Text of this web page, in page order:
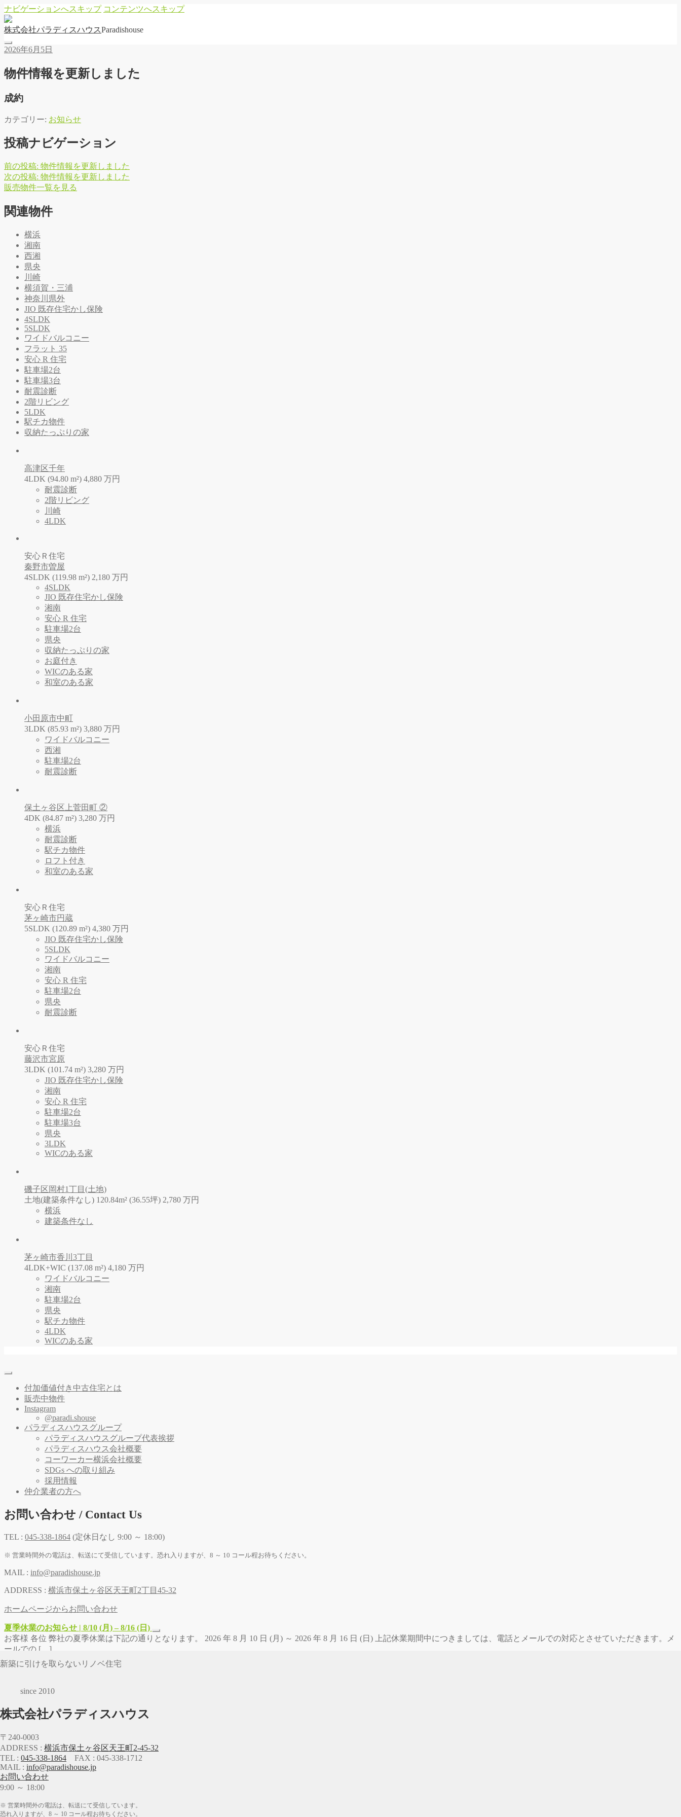
ナビゲーションへスキップ コンテンツへスキップ
株式会社パラディ スハウ スParadishouse
2026年6月5日
物件情報を更新しました
成約
カテゴリー: お知らせ
投稿ナビゲーション
前の投稿: 物件情報を更新しました
次の投稿: 物件情報を更新しました
販売物件一覧を 見る
関連物件
横浜
湘南
西湘
県央
川崎
横須賀・三浦
神奈川県外
JIO 既存住宅かし保険
4SLDK
5SLDK
ワイドバルコニー
フラット 35
安心 R 住宅
駐車場2台
駐車場3台
耐震診断
2階リビング
5LDK
駅チカ物件
収納たっぷりの家
高津区千年
4LDK (94.80 m²) 4,880 万円
耐震診断
2階リビング
川崎
4LDK
安心Ｒ住宅
秦野市曽屋
4SLDK (119.98 m²) 2,180 万円
4SLDK
JIO 既存住宅かし保険
湘南
安心 R 住宅
駐車場2台
県央
収納たっぷりの家
お庭付き
WICのある家
和室のある家
小田原市中町
3LDK (85.93 m²) 3,880 万円
ワイドバルコニー
西湘
駐車場2台
耐震診断
保土ヶ谷区上菅田町 ②
4DK (84.87 m²) 3,280 万円
横浜
耐震診断
駅チカ物件
ロフト付き
和室のある家
安心Ｒ住宅
茅ヶ崎市円蔵
5SLDK (120.89 m²) 4,380 万円
JIO 既存住宅かし保険
5SLDK
ワイドバルコニー
湘南
安心 R 住宅
駐車場2台
県央
耐震診断
安心Ｒ住宅
藤沢市宮原
3LDK (101.74 m²) 3,280 万円
JIO 既存住宅かし保険
湘南
安心 R 住宅
駐車場2台
駐車場3台
県央
3LDK
WICのある家
磯子区岡村1丁目(土地)
土地(建築条件なし) 120.84m² (36.55坪) 2,780 万円
横浜
建築条件なし
茅ヶ崎市香川3丁目
4LDK+WIC (137.08 m²) 4,180 万円
ワイドバルコニー
湘南
駐車場2台
県央
駅チカ物件
4LDK
WICのある家
新築に引けを取らないリノベ住宅
since 2010
株式会社パラディスハウス
〒240-0003
ADDRESS : 横浜市保土ヶ谷区天王町2-45-32
TEL : 045-338-1864 FAX : 045-338-1712
MAIL : info@paradishouse.jp
お問い合わせ
9:00 ～ 18:00
※ 営業時間外の電話は、転送にて受信しています。
恐れ入りますが、8 ～ 10 コール程お待ちください。
付加価値付き中古住宅とは
販売中物件
Instagram
@paradi.shouse
パラディスハウスグループ
パラディスハウスグループ代表挨拶
パラディスハウス会社概要
コーワーカー横浜会社概要
SDGs への取り組み
採用情報
仲介業者の方へ
お問い合わせ / Contact Us
TEL : 045-338-1864 (定休日なし 9:00 ～ 18:00)
※ 営業時間外の電話は、転送にて受信しています。恐れ入りますが、8 ～ 10 コール程お待ちください。
MAIL : info@paradishouse.jp
ADDRESS : 横浜市保土ヶ谷区天王町2丁目45-32
ホームページからお問い合わせ
夏季休業のお知らせ | 8/10 (月) – 8/16 (日)
お客様 各位 弊社の夏季休業は下記の通りとなります。 2026 年 8 月 10 日 (月) ～ 2026 年 8 月 16 日 (日) 上記休業期間中につきましては、電話とメールでの対応とさせていただきます。メ
ールでの […]